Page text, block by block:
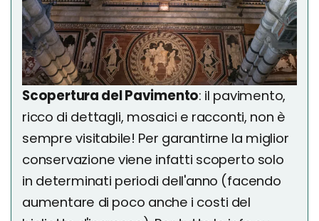
Scopertura del Pavimento: il pavimento,
ricco di dettagli, mosaici e racconti, non è
sempre visitabile! Per garantirne la miglior
conservazione viene infatti scoperto solo
in determinati periodi dell'anno (facendo
aumentare di poco anche i costi del